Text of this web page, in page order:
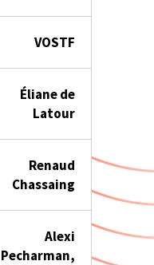
VOSTF
Éliane de
Latour
Renaud
Chassaing
Alexi
Pecharman,